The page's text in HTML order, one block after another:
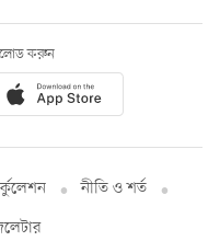
করুন
নীতি ও শর্ত